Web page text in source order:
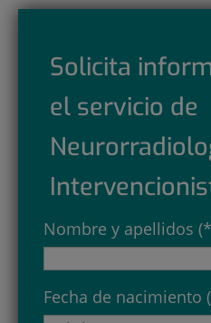
Solicita
el servicio de
Nombre y apellidos
Fecha de nacimiento